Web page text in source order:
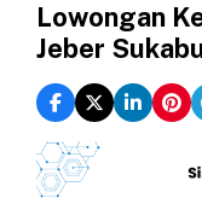
Lowongan
Jeber